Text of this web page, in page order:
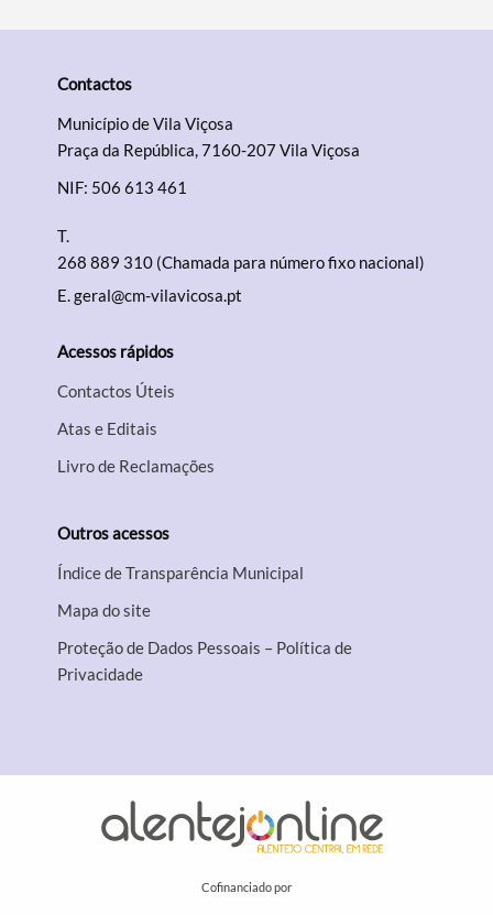
Contactos
Município de Vila Viçosa
Praça da República, 7160-207 Vila Viçosa
NIF: 506 613 461
T.
268 889 310 (Chamada para número fixo nacional)
E.geral@cm-vilavicosa.pt
Acessos rápidos
Contactos Úteis
Atas e Editais
Livro de Reclamações
Outros acessos
Índice de Transparência Municipal
Mapa do site
Proteção de Dados Pessoais – Política de
Privacidade
Cofinanciado por